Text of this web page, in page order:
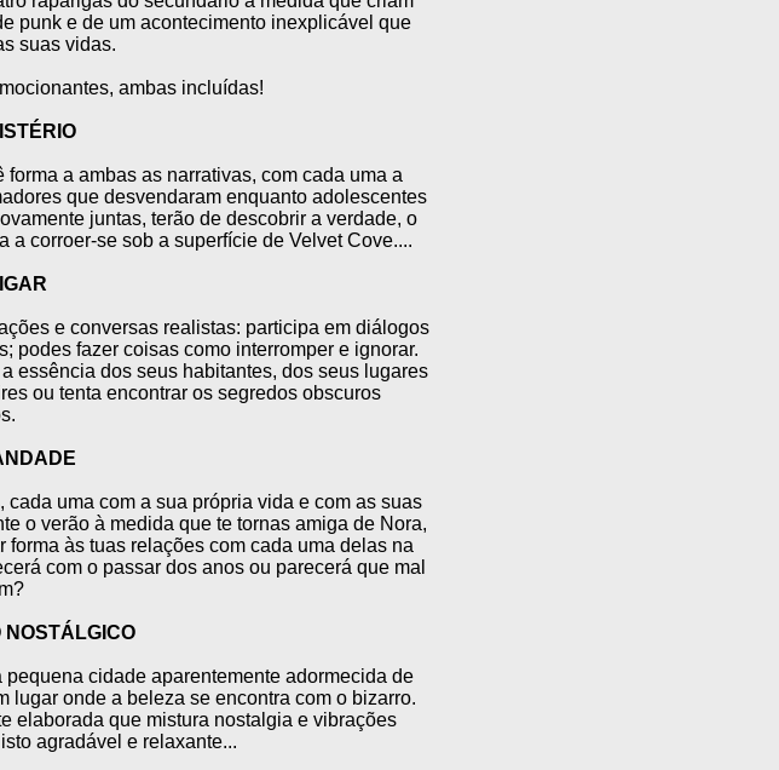
punk e de um acontecimento inexplicável que
suas vidas.
ambas incluídas!
a ambas as narrativas, com cada uma a
que desvendaram enquanto adolescentes
juntas, terão de descobrir a verdade, o
corroer-se sob a superfície de Velvet Cove....
e conversas realistas: participa em diálogos
podes fazer coisas como interromper e ignorar.
essência dos seus habitantes, dos seus lugares
ou tenta encontrar os segredos obscuros
uma com a sua própria vida e com as suas
o verão à medida que te tornas amiga de Nora,
às tuas relações com cada uma delas na
com o passar dos anos ou parecerá que mal
NOSTÁLGICO
cidade aparentemente adormecida de
lugar onde a beleza se encontra com o bizarro.
elaborada que mistura nostalgia e vibrações
agradável e relaxante...